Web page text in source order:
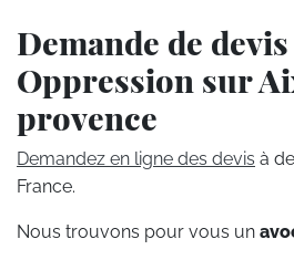
Demande de
Oppression sur
provence
Demandez en ligne des devis à
France.
Nous trouvons pour vous un